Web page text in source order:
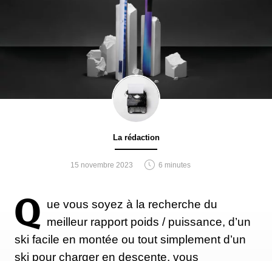
La rédaction
15 novembre 2023 6 minutes
Q ue vous soyez à la recherche du
meilleur rapport poids / puissance, d’un
ski facile en montée ou tout simplement d’un
ski pour charger en descente, vous